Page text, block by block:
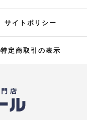
サイトポリシー
特定商取引の表示